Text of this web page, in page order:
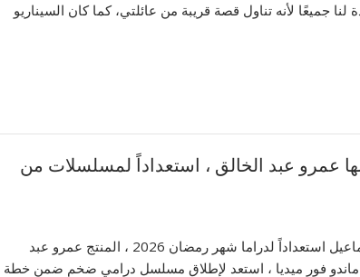
جميعًا لأنه تناول قصة قريبة من عائلتي، كما كان السيناريو
يشعلها عمرو عبد الخالق ، استعداداً لمسلسلات من
‎ مُتابعة / دكتور علي إسماعيل ‎استعداداً لدراما شهر رمضان 2026 ، المنتج عمرو عبد
فور ميديا ، استعد لإطلاق مسلسل درامي ضخم ضمن خطة